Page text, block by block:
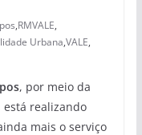
,RMVALE,
Urbana,VALE,
, por meio da
está realizando
mais o serviço